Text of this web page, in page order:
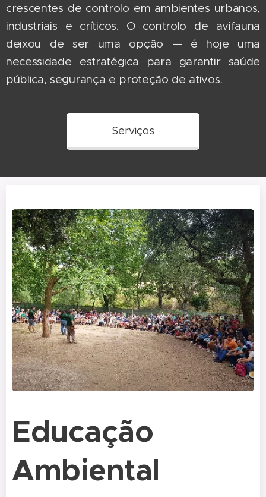
crescentes de controlo em ambientes urbanos,
industriais e críticos. O controlo de avifauna
deixou de ser uma opção — é hoje uma
necessidade estratégica para garantir saúde
pública, segurança e proteção de ativos.
Serviços
Educação
Ambiental